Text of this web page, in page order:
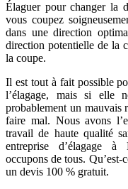
Élaguer pour changer la
vous coupez
dans une direction
direction potentielle de la
la coupe.
Il est tout à fait possible
l’élagage, mais si elle
probablement un mauvais
faire mal. Nous avons
travail de haute qualité
entreprise d’élagage à
occupons de tous.
un devis 100 % gratuit.